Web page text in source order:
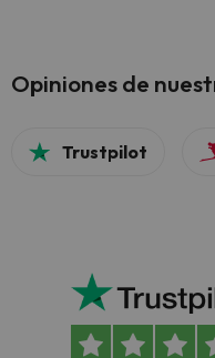
Opiniones de
Trustpilot